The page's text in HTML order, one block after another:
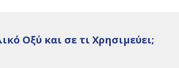
Οξύ και σε τι Χρησιμεύει;